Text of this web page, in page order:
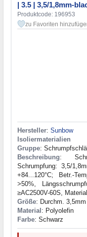
| 3.5 | 3,5/1,8mm-
Produktcode: 196953
zu Favoriten
Hersteller: Sunbow
Isoliermaterialien
Gruppe:
Beschreibung:
Schrumpfung: 3,5/
+84...120°C; Betr.-
>50%,
≥AC2500V-60S,
Größe: Durchm. 3,5mm
Material : Polyolefin
Farbe: Schwarz